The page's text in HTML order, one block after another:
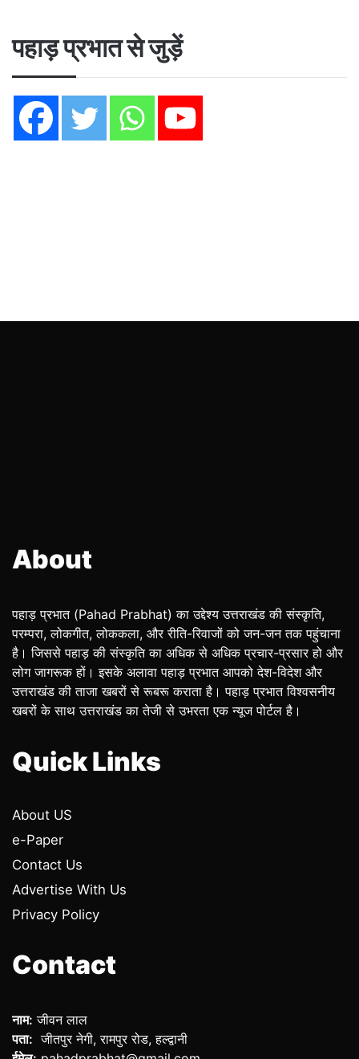
पहाड़ प्रभात से जुड़ें
About
पहाड़ प्रभात (Pahad Prabhat) का उद्देश्य उत्तराखंड की संस्कृति,
परम्परा, लोकगीत, लोककला, और रीति-रिवाजों को जन-जन तक पहुंचाना
है। जिससे पहाड़ की संस्कृति का अधिक से अधिक प्रचार-प्रसार हो और
लोग जागरूक हों। इसके अलावा पहाड़ प्रभात आपको देश-विदेश और
उत्तराखंड की ताजा खबरों से रूबरू कराता है। पहाड़ प्रभात विश्वसनीय
खबरों के साथ उत्तराखंड का तेजी से उभरता एक न्यूज पोर्टल है।
Quick Links
About US
e-Paper
Contact Us
Advertise With Us
Privacy Policy
Contact
नाम: जीवन लाल
पता: जीतपुर नेगी, रामपुर रोड, हल्द्वानी